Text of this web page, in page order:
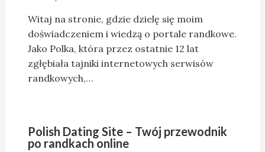
Witaj na stronie, gdzie dzielę się moim
doświadczeniem i wiedzą o portale randkowe.
Jako Polka, która przez ostatnie 12 lat
zgłębiała tajniki internetowych serwisów
randkowych,…
Polish Dating Site – Twój przewodnik
po randkach online